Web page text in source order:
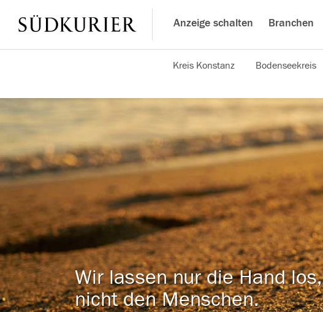
Anzeige schalten Branchen
Kreis Konstanz Bodenseekreis
Wir lassen nur die Hand los,
nicht den Menschen.